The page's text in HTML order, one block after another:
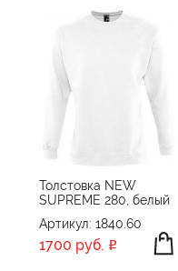
Толстовка NEW
SUPREME 280, белый
Артикул: 1840.60
1700 руб.